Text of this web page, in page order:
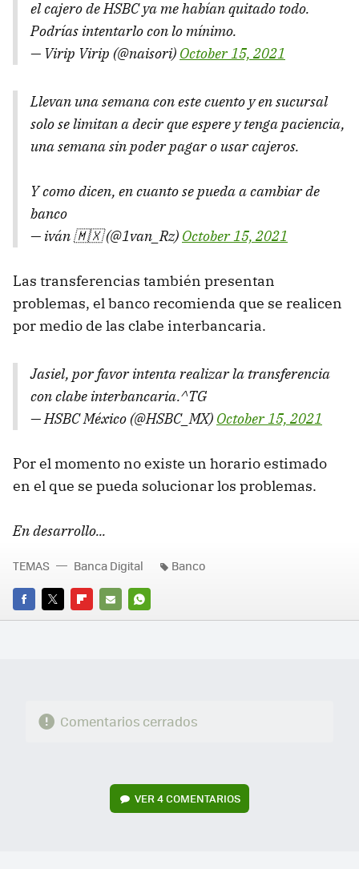
el cajero de HSBC ya me habían quitado todo.
Podrías intentarlo con lo mínimo.
— Virip Virip (@naisori) October 15, 2021
Llevan una semana con este cuento y en sucursal
solo se limitan a decir que espere y tenga paciencia,
una semana sin poder pagar o usar cajeros.
Y como dicen, en cuanto se pueda a cambiar de
banco
— iván 🇲🇽 (@1van_Rz) October 15, 2021
Las transferencias también presentan
problemas, el banco recomienda que se realicen
por medio de las clabe interbancaria.
Jasiel, por favor intenta realizar la transferencia
con clabe interbancaria.^TG
— HSBC México (@HSBC_MX) October 15, 2021
Por el momento no existe un horario estimado
en el que se pueda solucionar los problemas.
En desarrollo...
FACEBOOK
TWITTERFLIPBOARD
E-
WHATSAPP
TEMAS Banca Digital Banco
Comentarios cerrados
VER4 COMENTARIOS